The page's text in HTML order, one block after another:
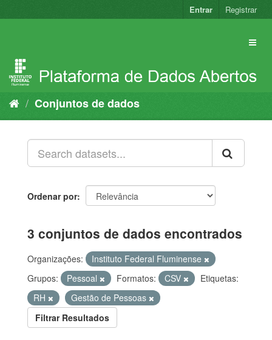
para
Entrar Registrar
Conjuntos de dados
Ordenar por
3 conjuntos de dados encontrados
Organizações:
Instituto Federal Fluminense
Grupos:
Pessoal Formatos: CSV
Etiquetas:
RH
Gestão de Pessoas
Filtrar Resultados